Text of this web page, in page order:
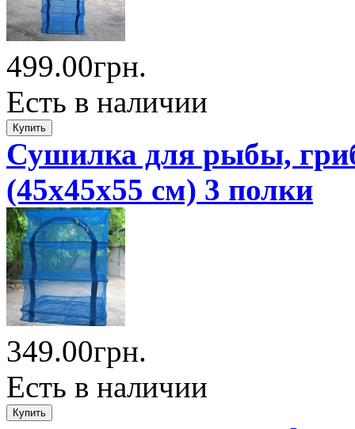
499.00грн.
Есть в наличии
Сушилка для рыбы,
(45x45x55 см) 3 полки
349.00грн.
Есть в наличии